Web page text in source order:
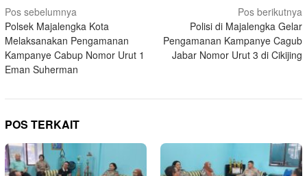
Navigasi
pos
Pos sebelumnya
Polsek Majalengka Kota
Melaksanakan Pengamanan
Kampanye Cabup Nomor Urut 1
Eman Suherman
Pos berikutnya
Polisi di Majalengka Gelar
Pengamanan Kampanye Cagub
Jabar Nomor Urut 3 di Cikijing
POS TERKAIT